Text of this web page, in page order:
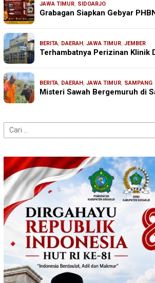
JAWA TIMUR, SIDOARJO
Grabagan Siapkan Gebyar
BERITA, DAERAH , JAWA TIMUR, JEMBER
Terhambatnya Perizinan Klinik
BERITA, DAERAH , JAWA TIMUR, SAMPANG
Misteri Sawah Bergemuruh di
Cari
untuk: